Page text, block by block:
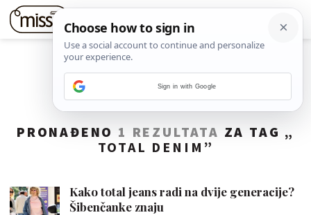
PRONAĐENO 1 REZULTATA ZA TAG „
TOTAL DENIM ”
Kako total jeans radi na dvije generacije?
Šibenčanke znaju
Sign in with Google